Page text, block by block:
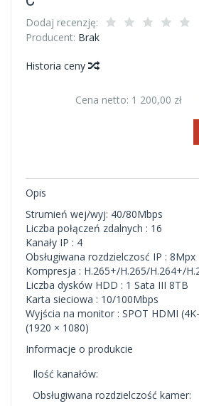
Dodaj recenzję:
Producent: Brak
Historia ceny
Cena netto: 1 200,00 zł
Opis
Strumień wej/wyj: 40/80Mbps
Liczba połączeń zdalnych : 16
Kanały IP : 4
Obsługiwana rozdzielczosć IP : 8Mpx
Kompresja : H.265+/H.265/H.264+/
Liczba dysków HDD : 1 Sata III 8TB
Karta sieciowa : 10/100Mbps
Wyjścia na monitor : SPOT HDMI
(1920 × 1080)
Informacje o produkcie
Ilość kanałów:
Obsługiwana rozdzielczość kamer: